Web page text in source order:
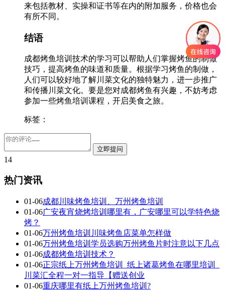
来包括教材、实操和证书等在内的附加服务，价格也会
有所不同。
结语
成都烤鱼培训技术的学习可以帮助人们掌握烤鱼的制做
技巧，提高烤鱼的味道和质量。根据学习烤鱼的制做，
人们可以较好地了解川菜文化的独特魅力，进一步推广
和传播川菜文化。要是您对成都烤鱼有兴趣，不妨考虑
参加一些烤鱼培训课程，开启美食之旅。
标签：
14
热门资讯
01-06成都川味烤鱼培训、万州烤鱼培训
01-06广安夜宵烧烤培训哪里有，广安哪里可以学特色烧
烤？
01-06万州烤鱼培训川味烤鱼店菜单怎样做
01-06万州烤鱼培训学员选购万州烤鱼片时注意以下几点
01-06成都烤鱼培训技术？
01-06正宗纸上万州烤鱼培训_纸上诸葛烤鱼在哪里培训_
川菜汇全程一对一指导【赠送创业
01-06重庆哪里有纸上万州烤鱼培训?